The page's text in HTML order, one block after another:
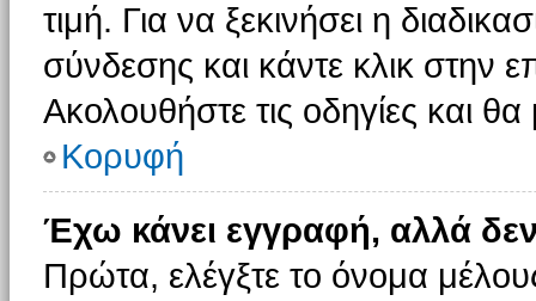
τιμή. Για να ξεκινήσει η
σύνδεσης και κάντε κλικ στην
Ακολουθήστε τις οδηγίες και
Κορυφή
Έχω κάνει εγγραφή, αλλά
Πρώτα, ελέγξτε το όνομα